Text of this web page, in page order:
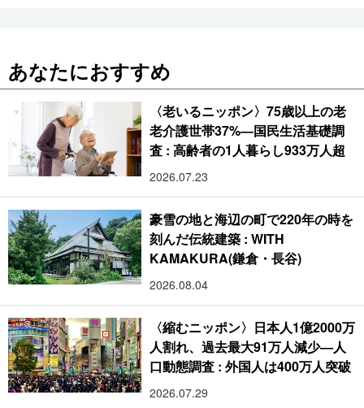
あなたにおすすめ
〈老いるニッポン〉75歳以上の老
老介護世帯37%―国民生活基礎調
査 : 高齢者の1人暮らし933万人超
2026.07.23
豪雪の地と海辺の町で220年の時を
刻んだ伝統建築 : WITH
KAMAKURA(鎌倉・長谷)
2026.08.04
〈縮むニッポン〉日本人1億2000万
人割れ、過去最大91万人減少―人
口動態調査 : 外国人は400万人突破
2026.07.29